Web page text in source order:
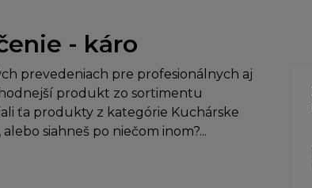
- káro
prevedeniach pre profesionálnych aj
produkt zo sortimentu
ťa produkty z kategórie Kuchárske
siahneš po niečom inom?...